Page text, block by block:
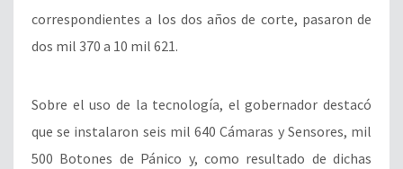
correspondientes a los dos años de corte, pasaron de
dos mil 370 a 10 mil 621.
Sobre el uso de la tecnología, el gobernador destacó
que se instalaron seis mil 640 Cámaras y Sensores, mil
500 Botones de Pánico y, como resultado de dichas